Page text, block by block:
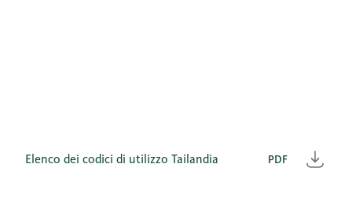
PDF
Elenco dei codici di utilizzo Tailandia